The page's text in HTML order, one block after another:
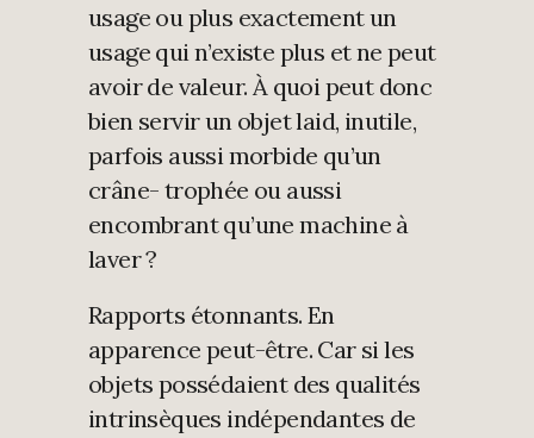
usage ou plus exactement un
usage qui n’existe plus et ne peut
avoir de valeur. À quoi peut donc
bien servir un objet laid, inutile,
parfois aussi morbide qu’un
crâne- trophée ou aussi
encombrant qu’une machine à
laver ?
Rapports étonnants. En
apparence peut-être. Car si les
objets possédaient des qualités
intrinsèques indépendantes de